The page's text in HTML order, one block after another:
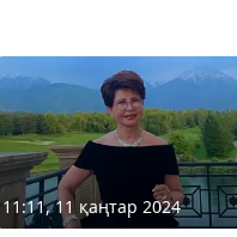
11:11, 11 қаңтар 2024